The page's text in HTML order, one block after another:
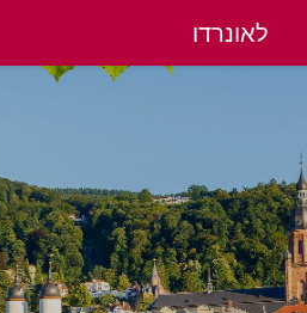
לאונרדו